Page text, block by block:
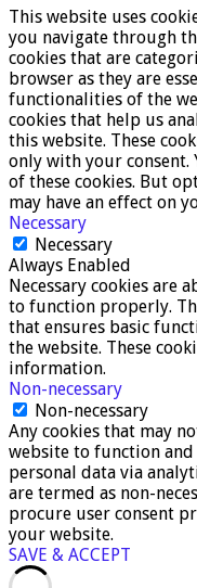
This website uses
you navigate through
cookies that are
browser as they are
functionalities of the
cookies that help us
this website. These
only with your consent.
of these cookies. But
may have an effect on
Necessary
Necessary
Always Enabled
Necessary cookies are
to function properly.
that ensures basic
the website. These
information.
Non-necessary
Non-necessary
Any cookies that may
website to function
personal data via
are termed as non-
procure user consent
your website.
SAVE & ACCEPT